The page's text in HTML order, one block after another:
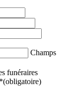
Champs
funéraires
*(obligatoire)